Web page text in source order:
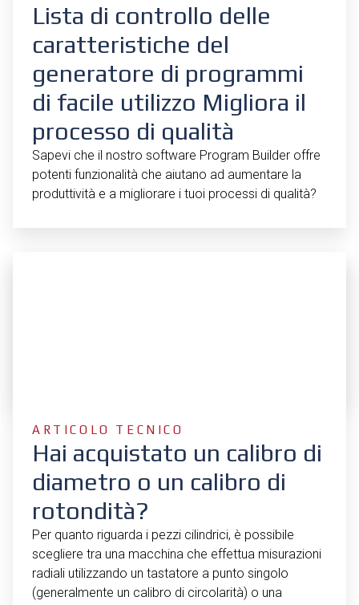
Lista di controllo delle
caratteristiche del
generatore di programmi
di facile utilizzo Migliora il
processo di qualità
Sapevi che il nostro software Program Builder offre
potenti funzionalità che aiutano ad aumentare la
produttività e a migliorare i tuoi processi di qualità?
ARTICOLO TECNICO
Hai acquistato un calibro di
diametro o un calibro di
rotondità?
Per quanto riguarda i pezzi cilindrici, è possibile
scegliere tra una macchina che effettua misurazioni
radiali utilizzando un tastatore a punto singolo
(generalmente un calibro di circolarità) o una